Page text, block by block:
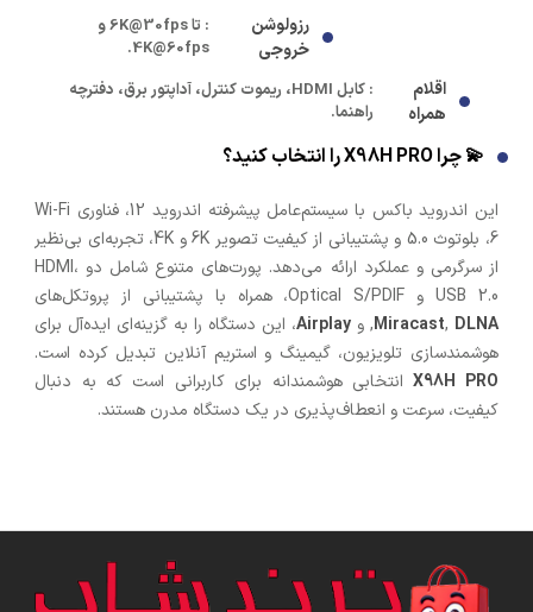
رزولوشن
خروجی
: تا 6K@30fps و
4K@60fps.
اقلام
همراه
: کابل HDMI، ریموت کنترل، آداپتور برق، دفترچه
راهنما.
💫 چرا X98H PRO را انتخاب کنید؟
این اندروید باکس با سیستم‌عامل پیشرفته اندروید 12، فناوری Wi-Fi
6، بلوتوث 5.0 و پشتیبانی از کیفیت تصویر 6K و 4K، تجربه‌ای بی‌نظیر
از سرگرمی و عملکرد ارائه می‌دهد. پورت‌های متنوع شامل دو HDMI،
USB 2.0 و Optical S/PDIF، همراه با پشتیبانی از پروتکل‌های
Miracast, DLNA , وAirplay، این دستگاه را به گزینه‌ای ایده‌آل برای
هوشمندسازی تلویزیون، گیمینگ و استریم آنلاین تبدیل کرده است.
X98H PROانتخابی هوشمندانه برای کاربرانی است که به دنبال
کیفیت، سرعت و انعطاف‌پذیری در یک دستگاه مدرن هستند.